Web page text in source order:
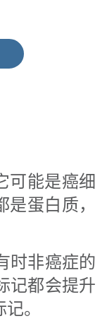
可能是癌细
蛋白质，
时非癌症的
记都会提升
。